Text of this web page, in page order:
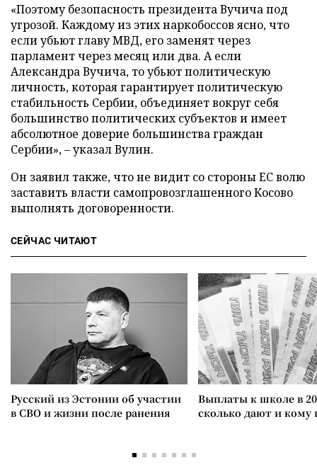
«Поэтому безопасность президента Вучича под
угрозой. Каждому из этих наркобоссов ясно, что
если убьют главу МВД, его заменят через
парламент через месяц или два. А если
Александра Вучича, то убьют политическую
личность, которая гарантирует политическую
стабильность Сербии, объединяет вокруг себя
большинство политических субъектов и имеет
абсолютное доверие большинства граждан
Сербии», – указал Вулин.
Он заявил также, что не видит со стороны ЕС волю
заставить власти самопровозглашенного Косово
выполнять договоренности.
СЕЙЧАС ЧИТАЮТ
Русский из Эстонии об участии
в СВО и жизни после ранения
Выплаты к школе в
сколько дают и